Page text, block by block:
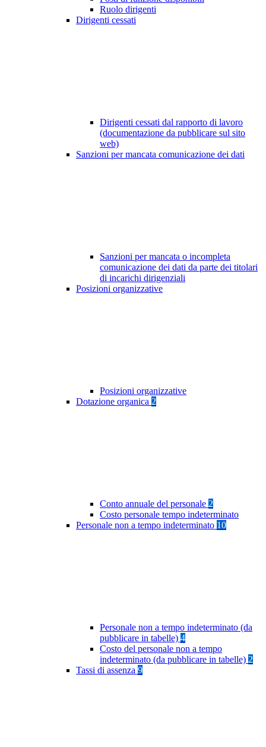
Ruolo dirigenti
Dirigenti cessati
Dirigenti cessati dal rapporto di lavoro
(documentazione da pubblicare sul sito
web)
Sanzioni per mancata comunicazione dei dati
Sanzioni per mancata o incompleta
comunicazione dei dati da parte dei titolari
di incarichi dirigenziali
Posizioni organizzative
Posizioni organizzative
Dotazione organica 2
Conto annuale del personale 2
Costo personale tempo indeterminato
Personale non a tempo indeterminato 10
Personale non a tempo indeterminato (da
pubblicare in tabelle) 4
Costo del personale non a tempo
indeterminato (da pubblicare in tabelle) 2
Tassi di assenza 9